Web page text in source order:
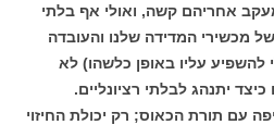
אחריהם קשה, ואולי אף בלתי
מכשירי המדידה שלנו והעובדה
להשפיע עליו באופן כלשהו) לא
יתנהג לבלתי רציונליים.
עם תורת הכאוס; רק יכולת החיזוי